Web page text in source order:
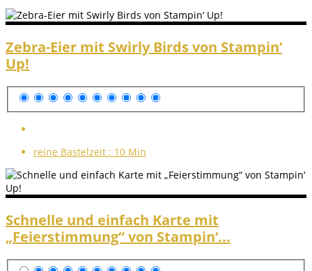
Zebra-Eier mit Swirly Birds von Stampin‘
Up!
reine Bastelzeit : 10 Min
Schnelle und einfach Karte mit
„Feierstimmung“ von Stampin‘...